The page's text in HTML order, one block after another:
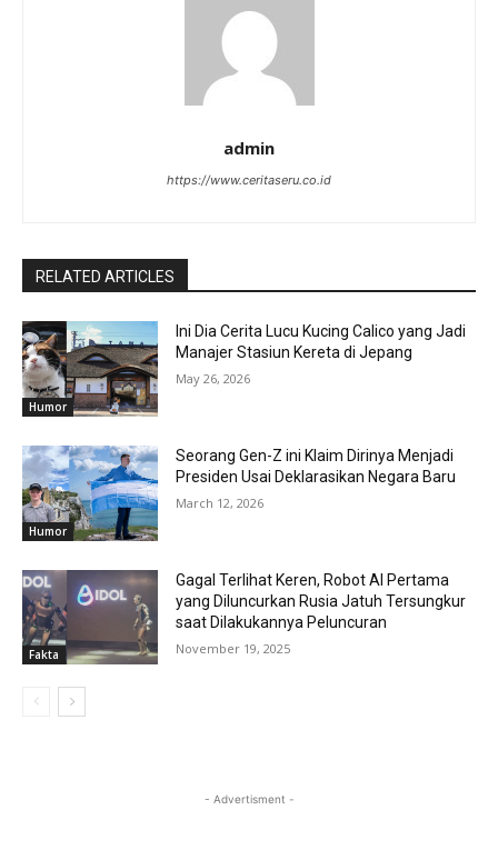
admin
https://www.ceritaseru.co.id
RELATED ARTICLES
Humor
Ini Dia Cerita Lucu Kucing Calico yang Jadi
Manajer Stasiun Kereta di Jepang
May 26, 2026
Humor
Seorang Gen-Z ini Klaim Dirinya Menjadi
Presiden Usai Deklarasikan Negara Baru
March 12, 2026
Fakta
Gagal Terlihat Keren, Robot AI Pertama
yang Diluncurkan Rusia Jatuh Tersungkur
saat Dilakukannya Peluncuran
November 19, 2025
- Advertisment -